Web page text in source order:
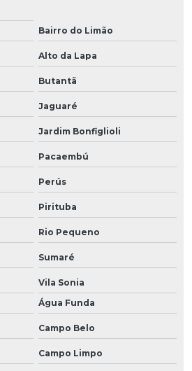
Bairro do Limão
Alto da Lapa
Butantã
Jaguaré
Jardim Bonfiglioli
Pacaembú
Perús
Pirituba
Rio Pequeno
Sumaré
Vila Sonia
Água Funda
Campo Belo
Campo Limpo